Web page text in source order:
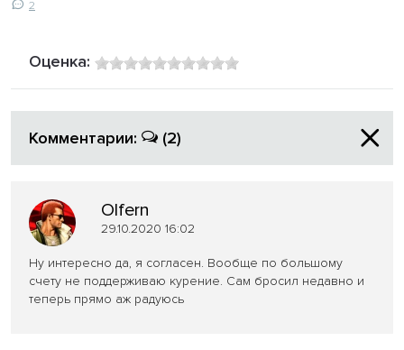
2
Оценка:
Комментарии: (2)
Olfern
29.10.2020 16:02
Ну интересно да, я согласен. Вообще по большому
счету не поддерживаю курение. Сам бросил недавно и
теперь прямо аж радуюсь